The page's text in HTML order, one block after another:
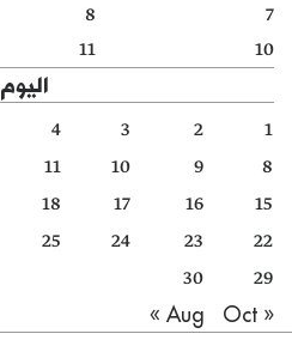
دفاتر
الأرشيف
7
8
10
11
اليوم
1
2
3
4
8
9
10
11
15
16
17
18
22
23
24
25
29
30
« Aug
Oct »